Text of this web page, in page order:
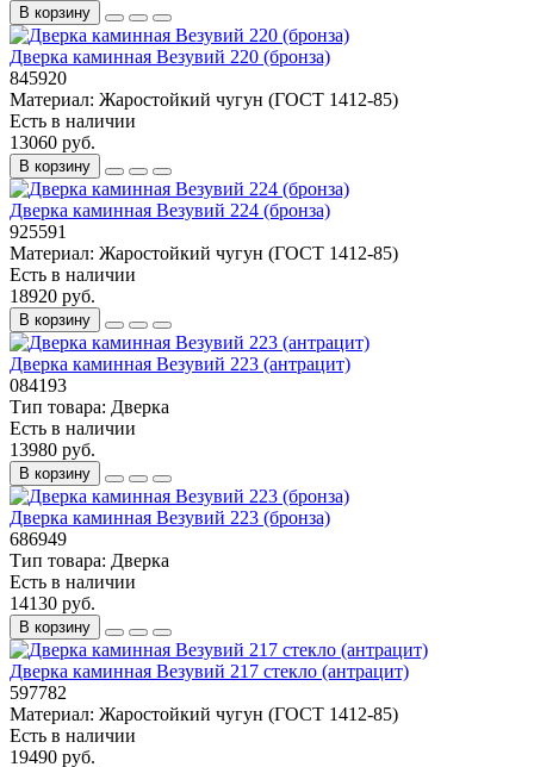
В корзину
Дверка каминная Везувий 220 (бронза)
845920
Материал: Жаростойкий чугун (ГОСТ 1412-85)
Есть в наличии
13060 руб.
В корзину
Дверка каминная Везувий 224 (бронза)
925591
Материал: Жаростойкий чугун (ГОСТ 1412-85)
Есть в наличии
18920 руб.
В корзину
Дверка каминная Везувий 223 (антрацит)
084193
Тип товара: Дверка
Есть в наличии
13980 руб.
В корзину
Дверка каминная Везувий 223 (бронза)
686949
Тип товара: Дверка
Есть в наличии
14130 руб.
В корзину
Дверка каминная Везувий 217 стекло (антрацит)
597782
Материал: Жаростойкий чугун (ГОСТ 1412-85)
Есть в наличии
19490 руб.